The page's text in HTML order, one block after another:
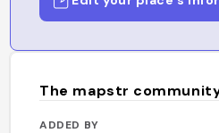
The mapstr
ADDED BY